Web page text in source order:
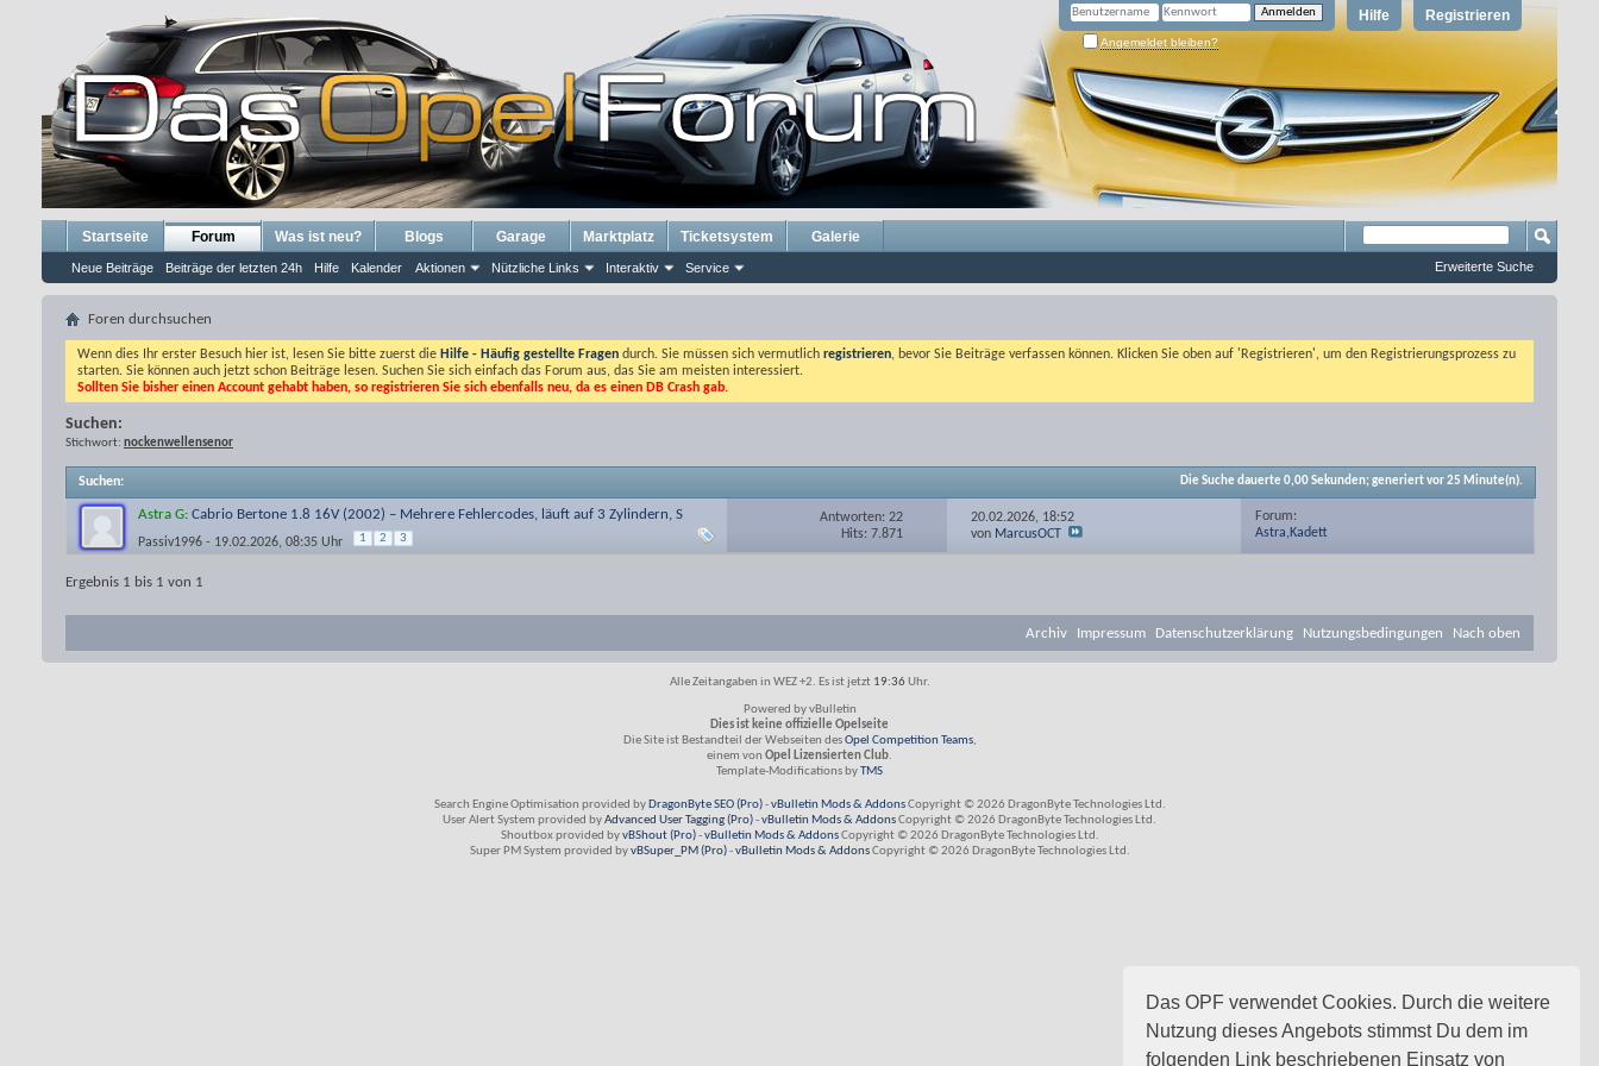
Das OPF verwendet Cookies. Durch die weitere
Nutzung dieses Angebots stimmst Du dem im
folgenden Link beschriebenen Einsatz von
Registrieren
Hilfe
Angemeldet bleiben?
Startseite Forum
Neue Beiträge Beiträge der letzten 24h Hilfe Kalender Aktionen Nützliche Links Interaktiv Service
Was ist neu? Blogs Garage Marktplatz Ticketsystem Galerie
Erweiterte Suche
Foren durchsuchen
Wenn dies Ihr erster Besuch hier ist, lesen Sie bitte zuerst die Hilfe - Häufig gestellte Fragen durch. Sie müssen sich vermutlich registrieren, bevor Sie Beiträge verfassen können. Klicken Sie oben auf 'Registrieren', um den Registrierungsprozess zu
starten. Sie können auch jetzt schon Beiträge lesen. Suchen Sie sich einfach das Forum aus, das Sie am meisten interessiert.
Sollten Sie bisher einen Account gehabt haben, so registrieren Sie sich ebenfalls neu, da es einen DB Crash gab.
Suchen:
Stichwort: nockenwellensenor
Suchen: Die Suche dauerte 0,00Sekunden; generiert vor 25 Minute(n).
Astra G: Cabrio Bertone 1.8 16V (2002) – Mehrere Fehlercodes, läuft auf 3 Zylindern, S
Passiv1996 - 19.02.2026, 08:35 Uhr 1 2 3
Antworten: 22
Hits: 7.871
20.02.2026, 18:52
von MarcusOCT
Forum:
Astra,Kadett
Ergebnis 1 bis 1 von 1
Archiv Impressum Datenschutzerklärung Nutzungsbedingungen Nach oben
Alle Zeitangaben in WEZ +2. Es ist jetzt 19:36Uhr.
Powered by vBulletin
Dies ist keine offizielle Opelseite
Die Site ist Bestandteil der Webseiten desOpel Competition Teams,
einem von Opel Lizensierten Club.
Template-Modifications byTMS
Search Engine Optimisation provided by DragonByte SEO (Pro)-vBulletin Mods & AddonsCopyright © 2026 DragonByte Technologies Ltd.
User Alert System provided byAdvanced User Tagging (Pro)-vBulletin Mods & AddonsCopyright © 2026 DragonByte Technologies Ltd.
Shoutbox provided byvBShout (Pro)-vBulletin Mods & AddonsCopyright © 2026 DragonByte Technologies Ltd.
Super PM System provided byvBSuper_PM (Pro)-vBulletin Mods & AddonsCopyright © 2026 DragonByte Technologies Ltd.